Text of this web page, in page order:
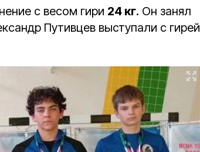
с весом гири 24 кг. Он занял
Путивцев выступали с гирей